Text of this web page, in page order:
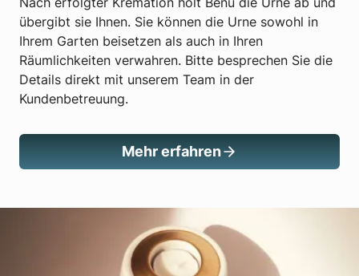
übergibt sie Ihnen. Sie können die Urne sowohl in
Ihrem Garten beisetzen als auch in Ihren
Räumlichkeiten verwahren. Bitte besprechen Sie die
Details direkt mit unserem Team in der
Kundenbetreuung.
Mehr erfahren